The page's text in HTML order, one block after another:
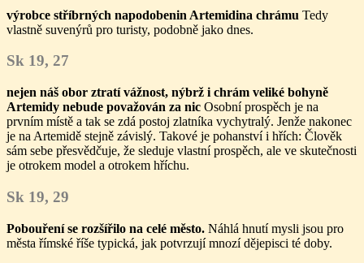
výrobce stříbrných napodobenin Artemidina chrámu Tedy
vlastně suvenýrů pro turisty, podobně jako dnes.
Sk 19, 27
nejen náš obor ztratí vážnost, nýbrž i chrám veliké bohyně
Artemidy nebude považován za nic Osobní prospěch je na
prvním místě a tak se zdá postoj zlatníka vychytralý. Jenže nakonec
je na Artemidě stejně závislý. Takové je pohanství i hřích: Člověk
sám sebe přesvědčuje, že sleduje vlastní prospěch, ale ve skutečnosti
je otrokem model a otrokem hříchu.
Sk 19, 29
Pobouření se rozšířilo na celé město. Náhlá hnutí mysli jsou pro
města římské říše typická, jak potvrzují mnozí dějepisci té doby.